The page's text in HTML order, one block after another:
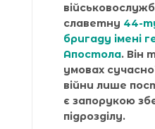
славетну 44-
бригаду імені
Апостола. Він
умовах
війни лише
є запорукою
підрозділу.